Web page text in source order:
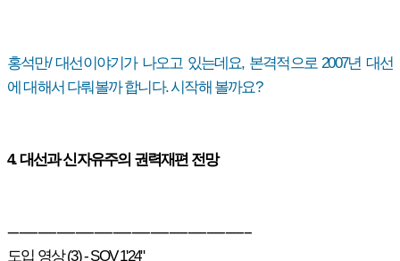
홍석만/ 대선이야기가 나오고 있는데요, 본격적으로 2007년 대선
에 대해서 다뤄볼까 합니다. 시작해 볼까요?
4. 대선과 신자유주의 권력재편 전망
-----------------------------------------------------------------
도입 영상 (3) - SOV 1'24"